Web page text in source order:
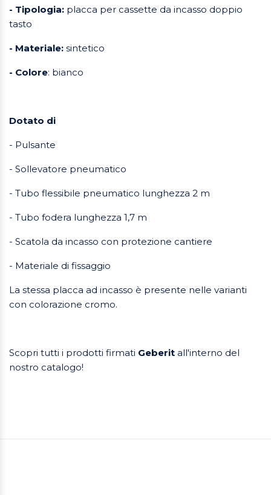
- Tipologia: placca per cassette da incasso doppio
tasto
- Materiale: sintetico
- Colore: bianco
Dotato di
- Pulsante
- Sollevatore pneumatico
- Tubo flessibile pneumatico lunghezza 2 m
- Tubo fodera lunghezza 1,7 m
- Scatola da incasso con protezione cantiere
- Materiale di fissaggio
La stessa placca ad incasso è presente nelle varianti
con colorazione cromo.
Scopri tutti i prodotti firmati Geberit all'interno del
nostro catalogo!